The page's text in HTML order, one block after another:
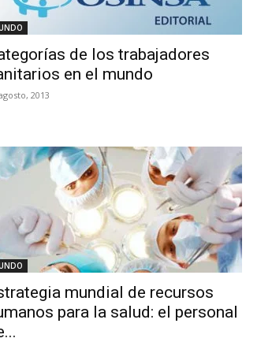
de los trabajadores
en el mundo
2013
mundial de recursos
para la salud: el personal